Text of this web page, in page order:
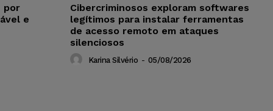
por
e
Cibercriminosos exploram softwares
legítimos para instalar ferramentas
de acesso remoto em ataques
silenciosos
Karina Silvério - 05/08/2026